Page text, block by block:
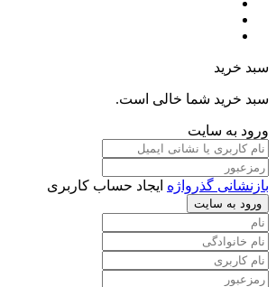
سبد خرید
سبد خرید شما خالی است.
ورود به سایت
بازنشانی گذرواژه ایجاد حساب کاربری
ورود به سایت